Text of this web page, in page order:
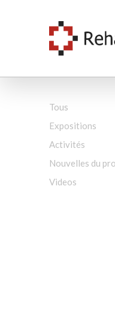
Tous
Expositions
Activités
Nouvelles du
Videos